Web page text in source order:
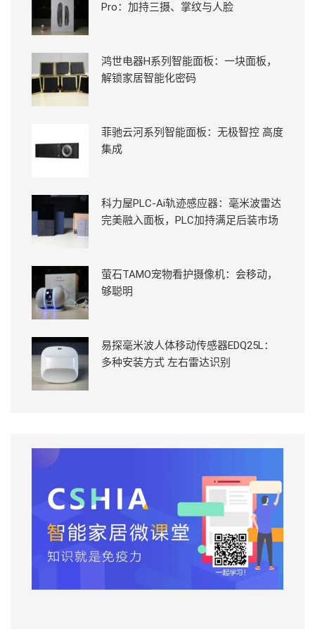
Pro：加持三摄、掌纹与人脸
鸿世电器H系列智能面板：一块面板，
解锁家居智能化密码
菲驰云河系列智能面板：无极智控 高度
集成
科力屋PLC-Ai轨迹感应器：毫米波雷达
完美融入面板，PLC加持满足后装市场
萤石TAMO宠物看护摄像机：会移动，
够聪明
易探毫米波人体移动传感器EDQ25L：
多种安装方式 左右雷达识别